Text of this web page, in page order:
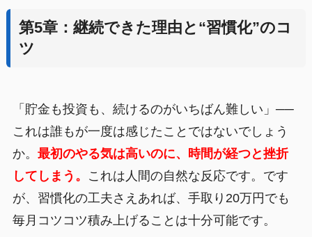
第5章：継続できた理由と“習慣化”のコ
ツ
「貯金も投資も、続けるのがいちばん難しい」──
これは誰もが一度は感じたことではないでしょう
か。 最初のやる気は高いのに、時間が経つと挫折
してしまう。
これは人間の自然な反応です。です
が、習慣化の工夫さえあれば、手取り20万円でも
毎月コツコツ積み上げることは十分可能です。